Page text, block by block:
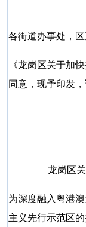
各街道办事处，
《龙岗区关于加
同意，现予印发，
龙岗区
为深度融入粤港
主义先行示范区